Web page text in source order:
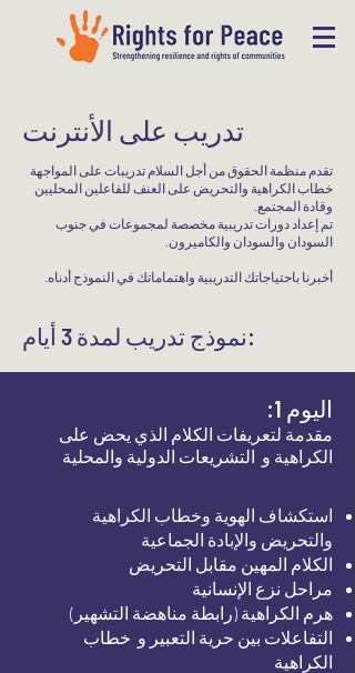
تدريب على الأنترنت
تقدم منظمة الحقوق من أجل السلام تدريبات على المواجهة
خطاب الكراهية والتحريض على العنف للفاعلين المحليين
وقادة المجتمع.
تم إعداد دورات تدريبية مخصصة لمجموعات في جنوب
السودان والسودان والكاميرون.
أخبرنا باحتياجاتك التدريبية واهتماماتك في النموذج أدناه.
نموذج تدريب لمدة 3 أيام:
اليوم 1:
مقدمة لتعريفات الكلام الذي يحض على
الكراهية و التشريعات الدولية والمحلية
استكشاف الهوية وخطاب الكراهية
والتحريض والإبادة الجماعية
الكلام المهين مقابل التحريض
مراحل نزع الإنسانية
هرم الكراهية (رابطة مناهضة التشهير)
التفاعلات بين حرية التعبير و خطاب
الكراهية